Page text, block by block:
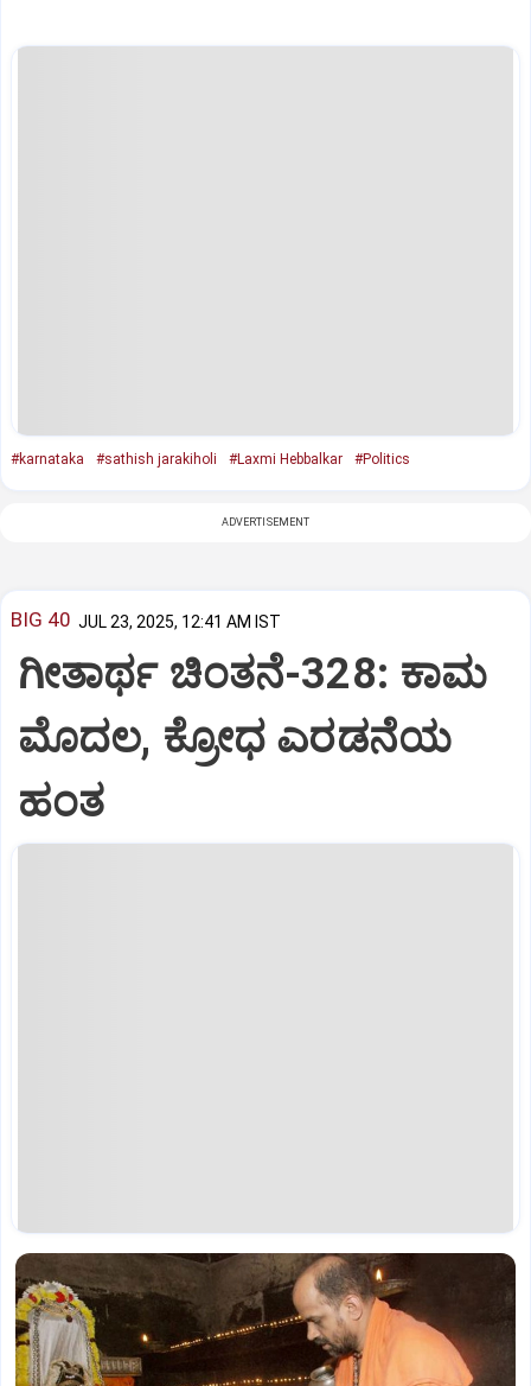
#karnataka #sathish jarakiholi #Laxmi Hebbalkar #Politics
ADVERTISEMENT
BIG 40 JUL 23, 2025, 12:41 AM IST
ಗೀತಾರ್ಥ ಚಿಂತನೆ-328: ಕಾಮ
ಮೊದಲ, ಕ್ರೋಧ ಎರಡನೆಯ
ಹಂತ